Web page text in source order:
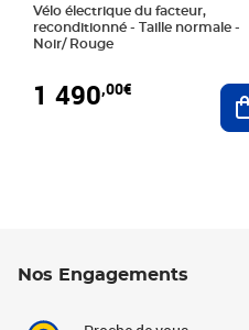
Vélo électrique du facteur,
reconditionné - Taille normale -
Noir/ Rouge
1 490,00€
Nos Engagements